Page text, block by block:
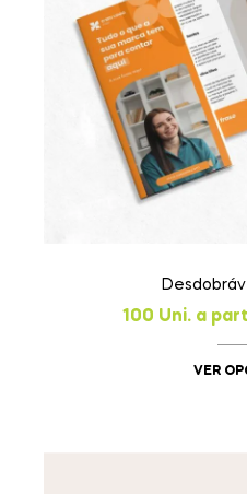
100 Uni. a
VER